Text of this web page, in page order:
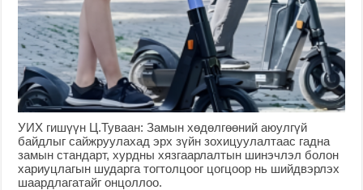
УИХ гишүүн Ц.Туваан: Замын хөдөлгөөний аюулгүй
байдлыг сайжруулахад эрх зүйн зохицуулалтаас гадна
замын стандарт, хурдны хязгаарлалтын шинэчлэл болон
хариуцлагын шударга тогтолцоог цогцоор нь шийдвэрлэх
шаардлагатайг онцоллоо.